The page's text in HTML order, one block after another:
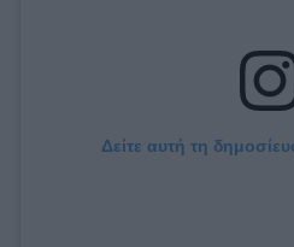
Δείτε αυτή τη